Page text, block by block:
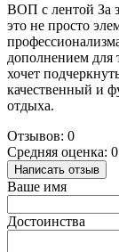
ВОП с лентой За
это не просто
дополнением для
хочет
качественный и
отдыха.
Отзывов: 0
Средняя оценка:
Написать отзыв
Ваше имя
Достоинства